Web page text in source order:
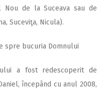
Nou de la Suceava sau de
Suceviţa, Nicula).
spre bucuria Domnului
a fost redescoperit de
începând cu anul 2008,